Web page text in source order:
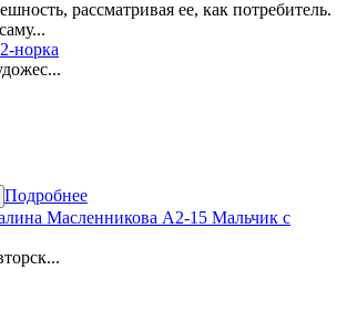
рассматривая ее, как потребитель.
норка
Подробнее
Масленникова А2-15 Мальчик с